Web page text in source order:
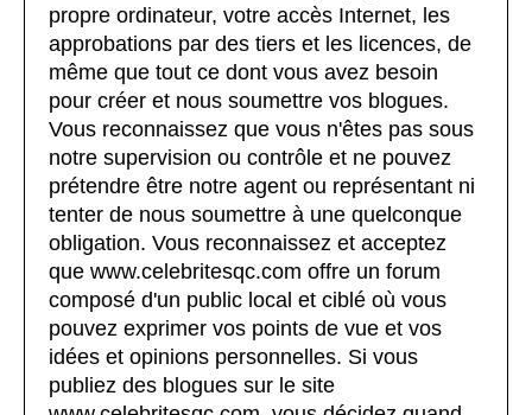
propre ordinateur, votre accès Internet, les
approbations par des tiers et les licences, de
même que tout ce dont vous avez besoin
pour créer et nous soumettre vos blogues.
Vous reconnaissez que vous n'êtes pas sous
notre supervision ou contrôle et ne pouvez
prétendre être notre agent ou représentant ni
tenter de nous soumettre à une quelconque
obligation. Vous reconnaissez et acceptez
que www.celebritesqc.com offre un forum
composé d'un public local et ciblé où vous
pouvez exprimer vos points de vue et vos
idées et opinions personnelles. Si vous
publiez des blogues sur le site